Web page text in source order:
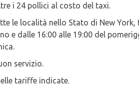
i 24 pollici al costo del taxi.
le località nello Stato di New York,
e dalle 16:00 alle 19:00 del
servizio.
tariffe indicate.